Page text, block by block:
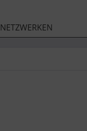
NETZWERKEN